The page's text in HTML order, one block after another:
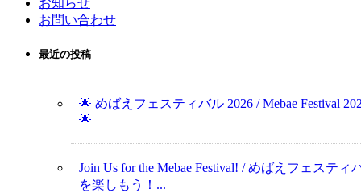
お問い合わせ
最近の投稿
🌟 めばえフェスティバル 2026 / Mebae Festival
🌟
Join Us for the Mebae Festival! / めばえフェスティ
を楽しもう！...